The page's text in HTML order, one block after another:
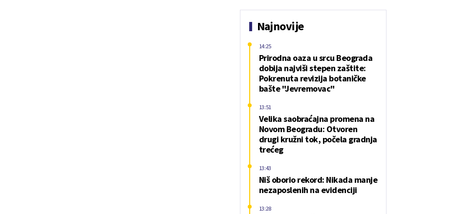
Najnovije
Prirodna oaza u srcu Beograda
dobija najviši stepen zaštite:
Pokrenuta revizija botaničke
bašte "Jevremovac"
14:25
Velika saobraćajna promena na
Novom Beogradu: Otvoren
drugi kružni tok, počela gradnja
trećeg
13:51
Niš oborio rekord: Nikada manje
nezaposlenih na evidenciji
13:43
13:28